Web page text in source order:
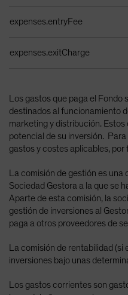
expenses.entryFee
expenses.exitCharge
Los gastos que paga el
destinados al funcionamiento
marketing y distribución.
potencial de su inversión.
gastos y costes aplicables,
La comisión de gestión es
Sociedad Gestora a la que se
Aparte de esta comisión, la
gestión de inversiones al
paga a otros proveedores de
La comisión de rentabilidad
inversiones bajo unas
Los gastos corrientes son